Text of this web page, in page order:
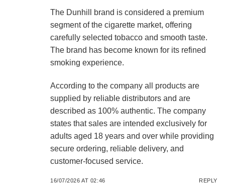
The Dunhill brand is considered a premium
segment of the cigarette market, offering
carefully selected tobacco and smooth taste.
The brand has become known for its refined
smoking experience.
According to the company all products are
supplied by reliable distributors and are
described as 100% authentic. The company
states that sales are intended exclusively for
adults aged 18 years and over while providing
secure ordering, reliable delivery, and
customer-focused service.
16/07/2026 AT 02:46 REPLY